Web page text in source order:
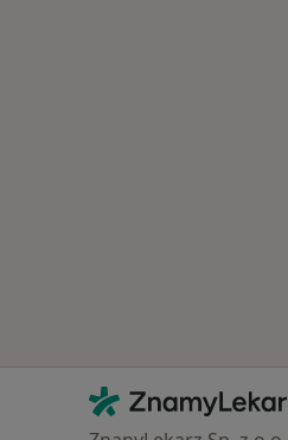
Kontakt
ZnamyLekar - Hlavní stránka